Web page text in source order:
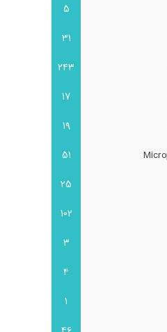
5
31
243
17
19
51
25
102
3
4
1